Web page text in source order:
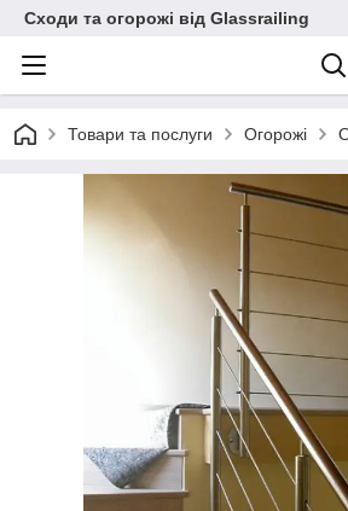
Сходи та огорожі від Glassrailing
Товари та послуги Огорожі